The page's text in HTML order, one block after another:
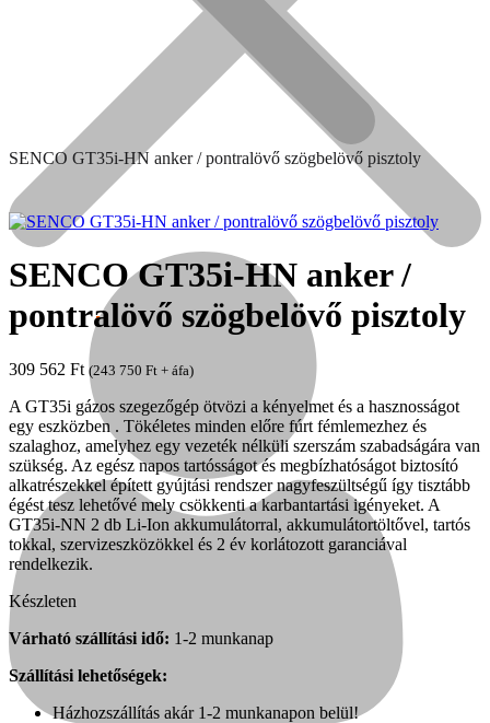
Népszerű!
SENCO GT35i-HN anker / pontralövő szögbelövő pisztoly
SENCO GT35i-HN anker /
pontralövő szögbelövő pisztoly
309 562 Ft (243 750 Ft + áfa)
A GT35i gázos szegezőgép ötvözi a kényelmet és a hasznosságot
egy eszközben . Tökéletes minden előre fúrt fémlemezhez és
szalaghoz, amelyhez egy vezeték nélküli szerszám szabadságára van
szükség. Az egész napos tartósságot és megbízhatóságot biztosító
alkatrészekkel épített gyújtási rendszer nagyfeszültségű így tisztább
égést tesz lehetővé mely csökkenti a karbantartási igényeket. A
GT35i-NN 2 db Li-Ion akkumulátorral, akkumulátortöltővel, tartós
tokkal, szervizeszközökkel és 2 év korlátozott garanciával
rendelkezik.
Készleten
Várható szállítási idő: 1-2 munkanap
Szállítási lehetőségek:
Házhozszállítás akár 1-2 munkanapon belül!